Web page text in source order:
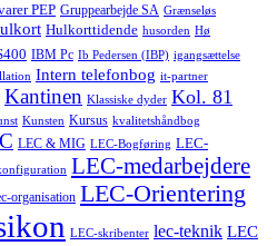
PEP Gruppearbejde SA Grænseløs
Hulkorttidende husorden Hø
IBM Pc Ib Pedersen (IBP) igangsættelse
Intern telefonbog it-partner
Kantinen Klassiske dyder Kol. 81
Kunsten Kursus kvalitetshåndbog
LEC & MIG LEC-Bogføring LEC-
LEC-medarbejdere
organisation LEC-Orientering
LEC-skribenter lec-teknik LEC